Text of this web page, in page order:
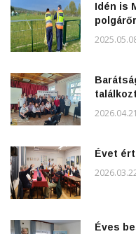
Idén is
Évet
Éves